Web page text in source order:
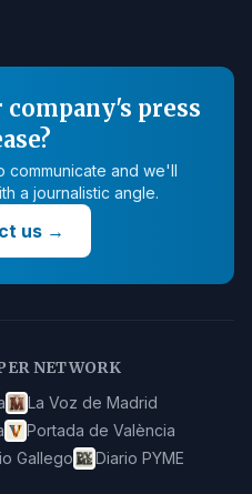
press
communicate and we'll
a journalistic angle.
us→
NETWORK
La Voz de Madrid
Portada de València
Gallego Diario PYME